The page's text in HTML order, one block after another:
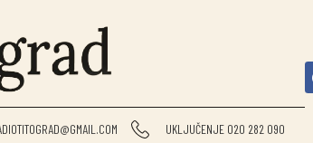
UKLJUČENJE 020 282 090